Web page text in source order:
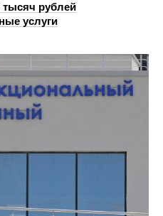
тысяч рублей
услуги